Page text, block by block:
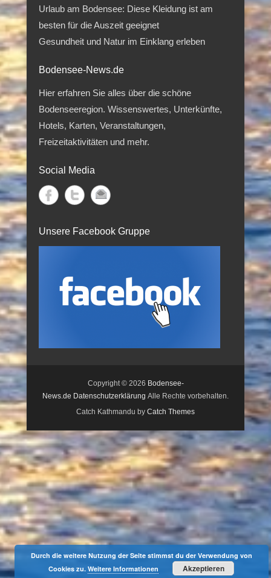
Urlaub am Bodensee: Diese Kleidung ist am
besten für die Auszeit geeignet
Gesundheit und Natur im Einklang erleben
Bodensee-News.de
Hier erfahren Sie alles über die schöne
Bodenseeregion. Wissenswertes, Unterkünfte,
Hotels, Karten, Veranstaltungen,
Freizeitaktivitäten und mehr.
Social Media
Unsere Facebook Gruppe
Copyright © 2026 Bodensee-
News.de Datenschutzerklärung Alle Rechte vorbehalten.
Catch Kathmandu by Catch Themes
Durch die weitere Nutzung der Seite stimmst du der Verwendung von
Cookies zu.Weitere Informationen Akzeptieren